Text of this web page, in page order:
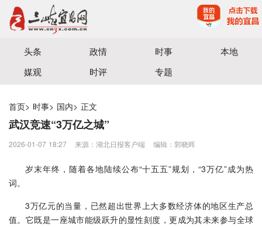
宜昌三峡融媒体中心主办
头条 政情 时事
本地
媒观
时评 专题
首页> 时事> 国内> 正文
武汉竞速“3万亿之城”
2026-01-07 18:27 来源：湖北日报客户端 编辑：郭晓晖
岁末年终，随着各地陆续公布“十五五”规划，“3万亿”成为热
词。
3万亿元的当量，已然超出世界上大多数经济体的地区生产总
值。它既是一座城市能级跃升的显性刻度，更成为其未来参与全球